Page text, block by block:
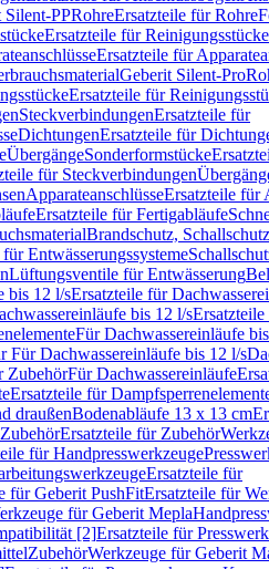
Silent-PPRohreErsatzteile für Rohre
Ersatzteile für Reinigungsstücke
Ersatzteile für
Geberit Silent-Pro
Ersatzteile für
SteckverbindungenErsatzteile für
DichtungenErsatzteile für
ÜbergängeSonderformstücke
für Steckverbindungen
ApparateanschlüsseErsatzteile für
Ersatzteile für Fertigabläufe
Brandschutz,
Entwässerungssysteme
Lüftungsventile für Entwässerung
bis 12 l/sErsatzteile für
bis 12 l/s
Für Dachwassereinläufe
Für Dachwassereinläufe bis 12 l/s
ZubehörFür Dachwassereinläufe
Ersatzteile für
draußenBodenabläufe 13 x 13 cm
ZubehörErsatzteile für Zubehör
für Handpresswerkzeuge
Ersatzteile für
für Geberit PushFitErsatzteile für
für Geberit Mepla
[2]Ersatzteile für
ZubehörWerkzeuge für Geberit